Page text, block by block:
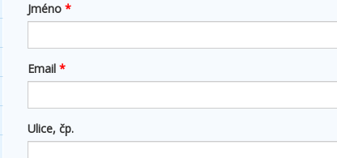
Jméno *
Email *
Ulice, čp.